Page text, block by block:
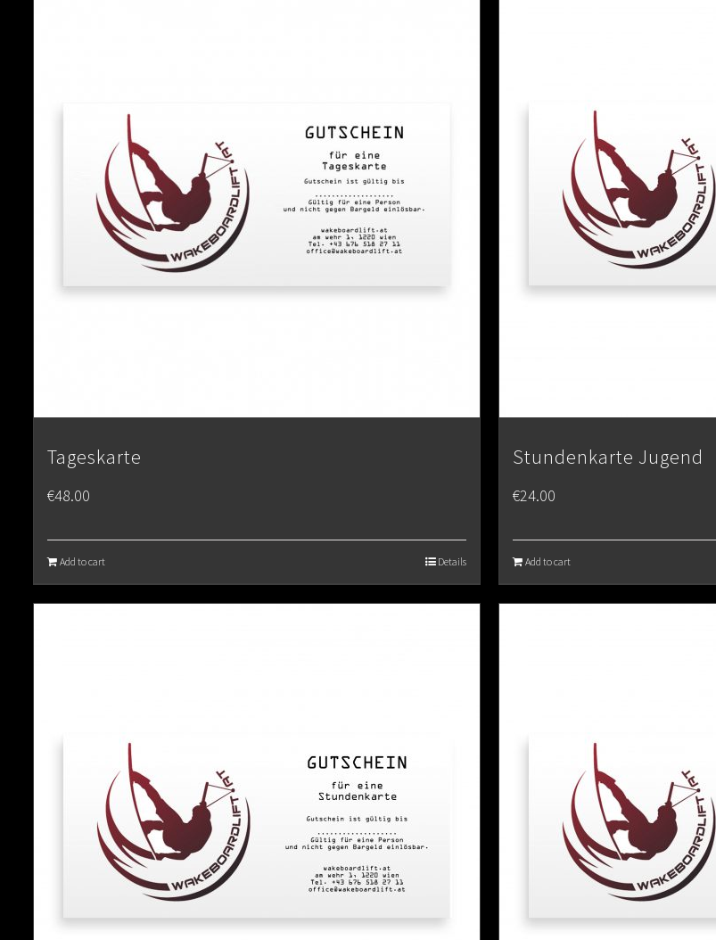
Tageskarte
€48.00
Add to cart Details
Stundenkarte Jugend
€24.00
Add to cart